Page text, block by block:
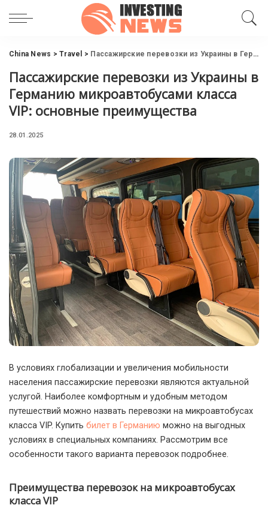
China News >Travel > Пассажирские перевозки из Украины в Германию микроавтобусами класса VIP: основные преимущества
Пассажирские перевозки из Украины в
Германию микроавтобусами класса
VIP: основные преимущества
28.01.2025
В условиях глобализации и увеличения мобильности
населения пассажирские перевозки являются актуальной
услугой. Наиболее комфортным и удобным методом
путешествий можно назвать перевозки на микроавтобусах
класса VIP. Купить билет в Германию можно на выгодных
условиях в специальных компаниях. Рассмотрим все
особенности такого варианта перевозок подробнее.
Преимущества перевозок на микроавтобусах
класса VIP